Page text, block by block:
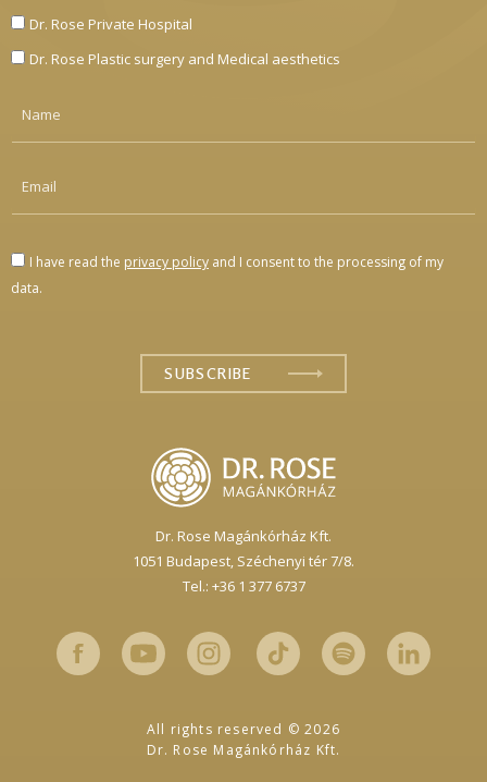
Dr. Rose Magánkórház Kft.
1051 Budapest,Széchenyi tér 7/8.
Tel.: +36 1 377 6737
Dr. Rose Private Hospital
Dr. Rose Plastic surgery and Medical aesthetics
I have read the privacy policy and I consent to the processing of my
data.
All rights reserved © 2026
Dr. Rose Magánkórház Kft.